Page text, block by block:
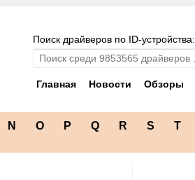
Поиск драйверов по ID-устройства:
Главная Новости Обзоры
N O P Q R S T